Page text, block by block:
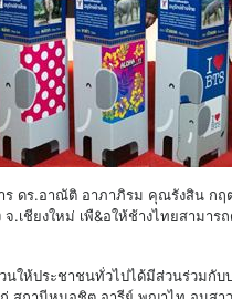
ร.อาณัติ อาภาภิรม คุณรังสิน กฤ
เชียงใหม่ เพื&อให้ช้างไทยสามา
นให้ประชาชนทั่วไปได้มีส่วนร่วม